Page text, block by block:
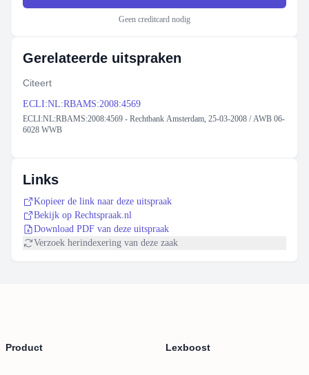
Geen creditcard nodig
Gerelateerde uitspraken
Citeert
ECLI:NL:RBAMS:2008:4569
ECLI:NL:RBAMS:2008:4569 - Rechtbank Amsterdam, 25-03-2008 / AWB 06-
6028 WWB
Links
Kopieer de link naar deze uitspraak
Bekijk op Rechtspraak.nl
Download PDF van deze uitspraak
Verzoek herindexering van deze zaak
Product Lexboost